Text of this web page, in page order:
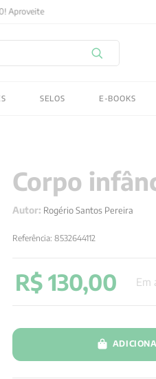
SELOS E-BOOKS
Corpo
Autor: Rogério Santos Pereira
Referência:8532644112
R$ 130,00 Em